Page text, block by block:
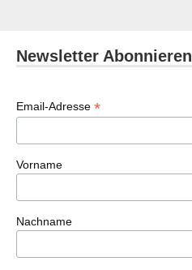
Newsletter Abonnieren
Email-Adresse *
Vorname
Nachname